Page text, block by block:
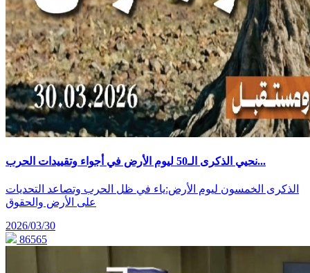
نحيي الذكرى الـ50 ليوم الأرض في أجواء وتقييدات الحرب...
الذكرى الخمسون ليوم الأرض:ياء في ظل الحرب وتصاعد التحديات
على الأرض والحقوق
2026/03/30
86565